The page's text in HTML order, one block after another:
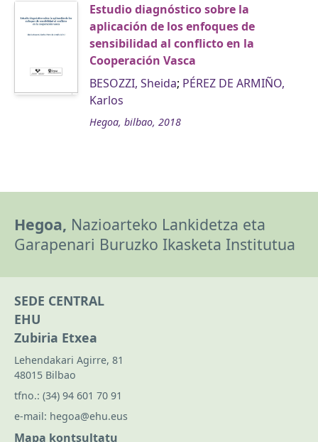
Estudio diagnóstico sobre la
aplicación de los enfoques de
sensibilidad al conflicto en la
Cooperación Vasca
BESOZZI, Sheida; PÉREZ DE ARMIÑO,
Karlos
Hegoa, bilbao, 2018
Hegoa, Nazioarteko Lankidetza eta
Garapenari Buruzko Ikasketa Institutua
SEDE CENTRAL
EHU
Zubiria Etxea
Lehendakari Agirre, 81
48015 Bilbao
tfno.: (34) 94 601 70 91
e-mail: hegoa@ehu.eus
Mapa kontsultatu